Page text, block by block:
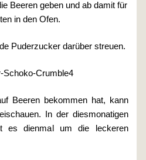
Beeren geben und ab damit für
in den Ofen.
Puderzucker darüber streuen.
Beeren bekommen hat, kann
In der diesmonatigen
es dienmal um die leckeren